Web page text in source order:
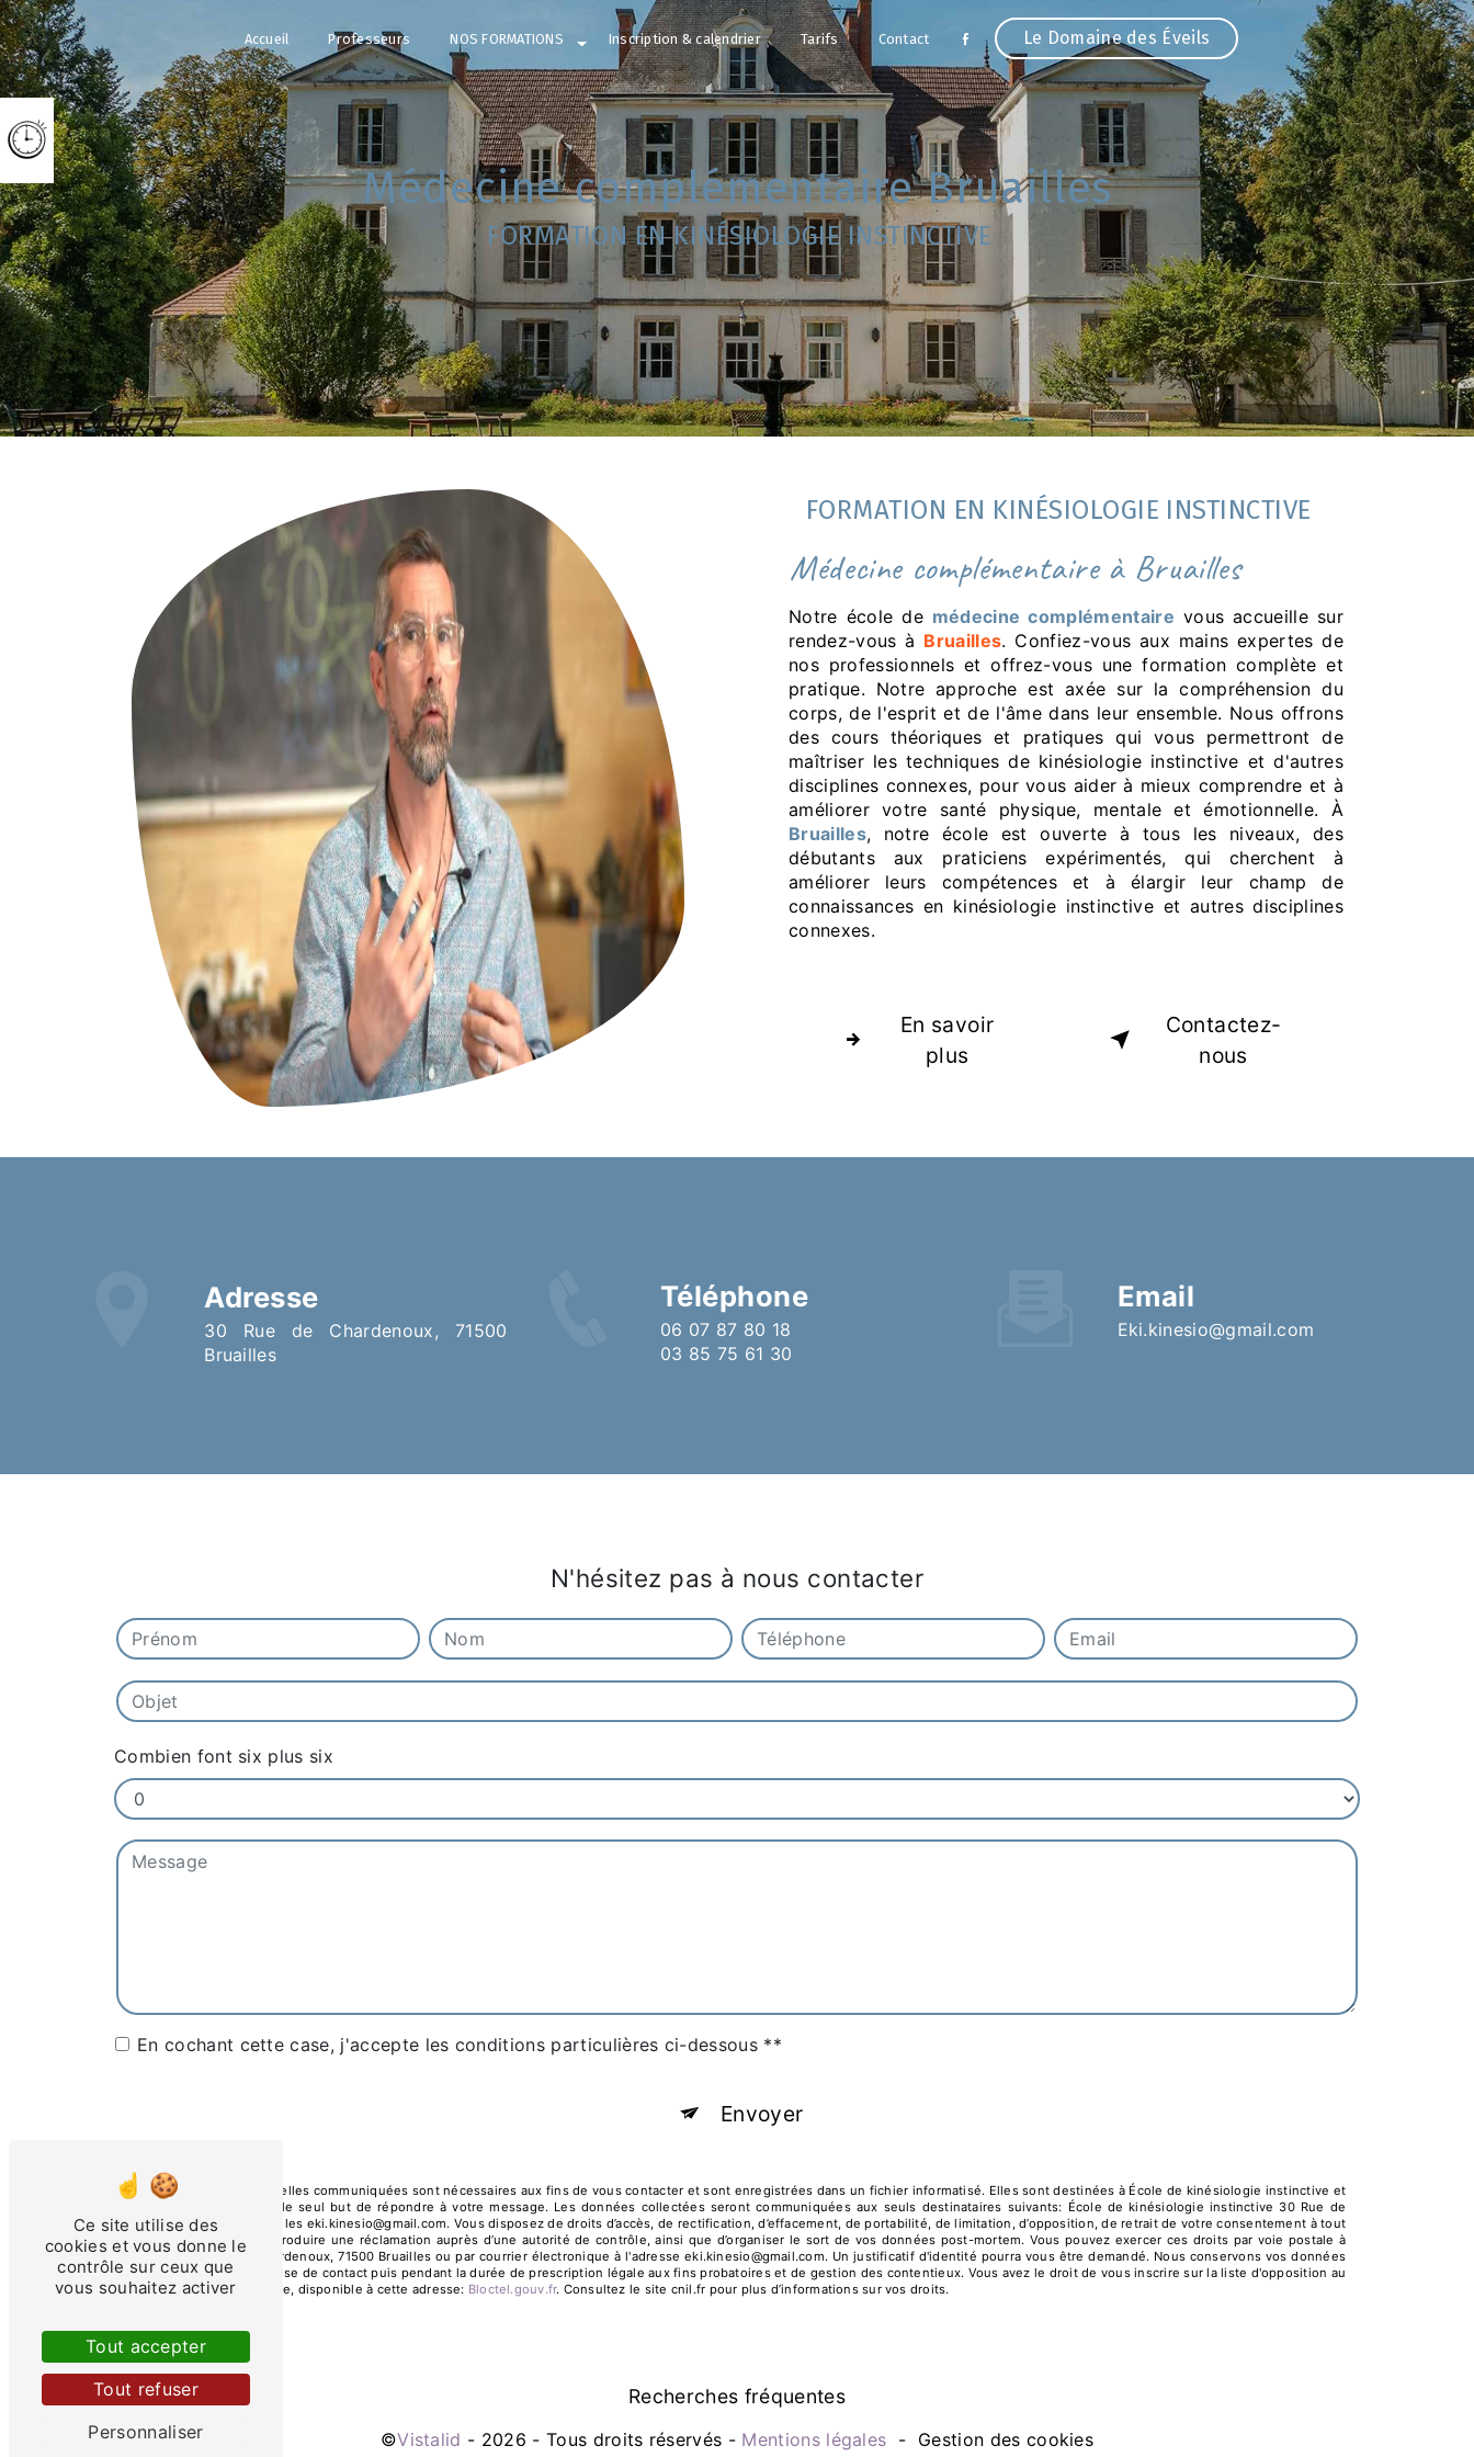
Accueil Professeurs NOS FORMATIONS Inscription & calendrier Tarifs Contact Le Domaine des Éveils
médecine complémentaire Bruailles
FORMATION EN KINÉSIOLOGIE INSTINCTIVE
FORMATION EN KINÉSIOLOGIE INSTINCTIVE
médecine complémentaire à Bruailles
Notre école de médecine complémentaire vous accueille sur
rendez-vous à Bruailles. Confiez-vous aux mains expertes de
nos professionnels et offrez-vous une formation complète et
pratique. Notre approche est axée sur la compréhension du
corps, de l'esprit et de l'âme dans leur ensemble. Nous offrons
des cours théoriques et pratiques qui vous permettront de
maîtriser les techniques de kinésiologie instinctive et d'autres
disciplines connexes, pour vous aider à mieux comprendre et à
améliorer votre santé physique, mentale et émotionnelle. À
Bruailles, notre école est ouverte à tous les niveaux, des
débutants aux praticiens expérimentés, qui cherchent à
améliorer leurs compétences et à élargir leur champ de
connaissances en kinésiologie instinctive et autres disciplines
connexes.
En savoir
plus
Contactez-
nous
Adresse
30 Rue de Chardenoux, 71500
Bruailles
Téléphone
06 07 87 80 18
03 85 75 61 30
Email
eki.kinesio@gmail.com
N'hésitez pas à nous contacter
Combien font six plus six
En cochant cette case, j'accepte les conditions particulières ci-dessous **
Envoyer
** Les données personnelles communiquées sont nécessaires aux fins de vous contacter et sont enregistrées dans un fichier informatisé. Elles sont destinées à École de kinésiologie instinctive et
ses sous-traitants dans le seul but de répondre à votre message. Les données collectées seront communiquées aux seuls destinataires suivants: École de kinésiologie instinctive 30 Rue de
Chardenoux, 71500 Bruailles eki.kinesio@gmail.com. Vous disposez de droits d’accès, de rectification, d’effacement, de portabilité, de limitation, d’opposition, de retrait de votre consentement à tout
moment et du droit d’introduire une réclamation auprès d’une autorité de contrôle, ainsi que d’organiser le sort de vos données post-mortem. Vous pouvez exercer ces droits par voie postale à
l'adresse 30 Rue de Chardenoux, 71500 Bruailles ou par courrier électronique à l'adresse eki.kinesio@gmail.com. Un justificatif d'identité pourra vous être demandé. Nous conservons vos données
pendant la période de prise de contact puis pendant la durée de prescription légale aux fins probatoires et de gestion des contentieux. Vous avez le droit de vous inscrire sur la liste d'opposition au
démarchage téléphonique, disponible à cette adresse:
Bloctel.gouv.fr. Consultez le site cnil.fr pour plus d’informations sur vos droits.
Recherches fréquentes
©Vistalid - 2026 - Tous droits réservés - Mentions légales - Gestion des cookies
Panneau de gestion des cookies
Ce site utilise des
cookies et vous donne le
contrôle sur ceux que
vous souhaitez activer
Tout accepter
Tout refuser
Personnaliser